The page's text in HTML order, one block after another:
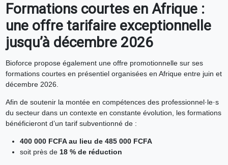
Formations courtes en Afrique :
une offre tarifaire exceptionnelle
jusqu’à décembre 2026
Bioforce propose également une offre promotionnelle sur ses
formations courtes en présentiel organisées en Afrique entre juin et
décembre 2026.
Afin de soutenir la montée en compétences des professionnel·le·s
du secteur dans un contexte en constante évolution, les formations
bénéficieront d’un tarif subventionné de :
400 000 FCFA au lieu de 485 000 FCFA
soit près de 18 % de réduction